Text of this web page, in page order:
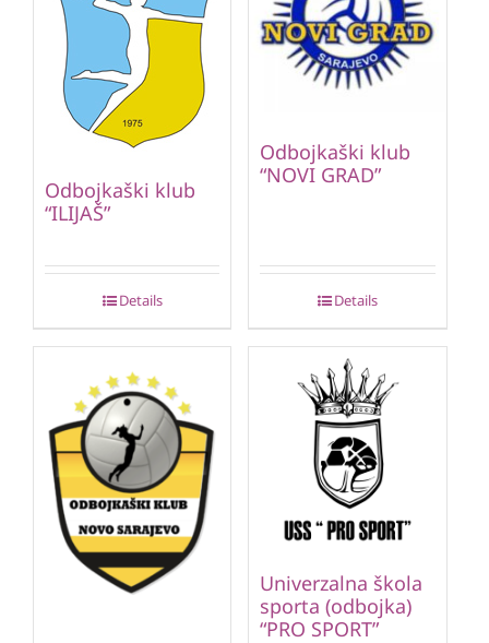
Odbojkaški klub
“ILIJAŠ”
Details
Odbojkaški klub
“NOVI GRAD”
Details
Univerzalna škola
sporta (odbojka)
“PRO SPORT”